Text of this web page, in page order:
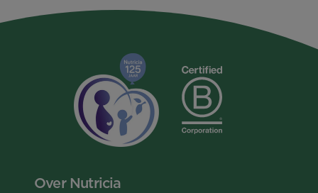
Over Nutricia